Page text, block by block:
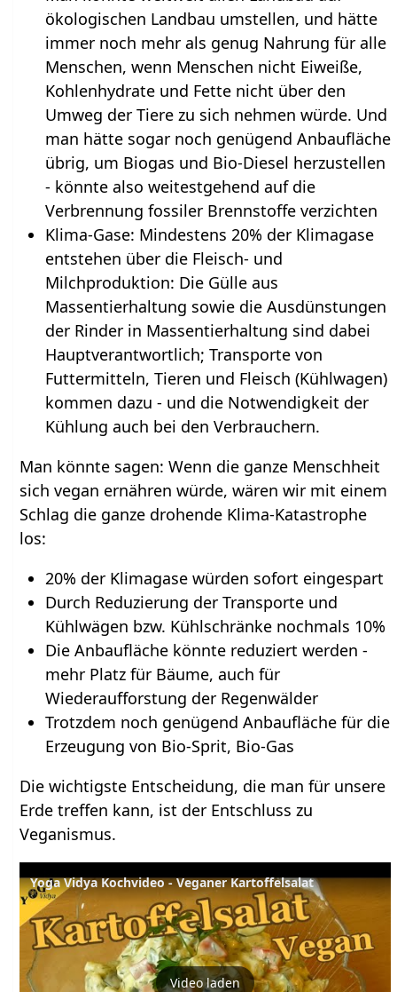
ökologischen Landbau umstellen, und hätte
immer noch mehr als genug Nahrung für alle
Menschen, wenn Menschen nicht Eiweiße,
Kohlenhydrate und Fette nicht über den
Umweg der Tiere zu sich nehmen würde. Und
man hätte sogar noch genügend Anbaufläche
übrig, um Biogas und Bio-Diesel herzustellen
- könnte also weitestgehend auf die
Verbrennung fossiler Brennstoffe verzichten
Klima-Gase: Mindestens 20% der Klimagase
entstehen über die Fleisch- und
Milchproduktion: Die Gülle aus
Massentierhaltung sowie die Ausdünstungen
der Rinder in Massentierhaltung sind dabei
Hauptverantwortlich; Transporte von
Futtermitteln, Tieren und Fleisch (Kühlwagen)
kommen dazu - und die Notwendigkeit der
Kühlung auch bei den Verbrauchern.
Man könnte sagen: Wenn die ganze Menschheit
sich vegan ernähren würde, wären wir mit einem
Schlag die ganze drohende Klima-Katastrophe
los:
20% der Klimagase würden sofort eingespart
Durch Reduzierung der Transporte und
Kühlwägen bzw. Kühlschränke nochmals 10%
Die Anbaufläche könnte reduziert werden -
mehr Platz für Bäume, auch für
Wiederaufforstung der Regenwälder
Trotzdem noch genügend Anbaufläche für die
Erzeugung von Bio-Sprit, Bio-Gas
Die wichtigste Entscheidung, die man für unsere
Erde treffen kann, ist der Entschluss zu
Veganismus.
Yoga Vidya Kochvideo - Veganer Kartoffelsalat
Video laden